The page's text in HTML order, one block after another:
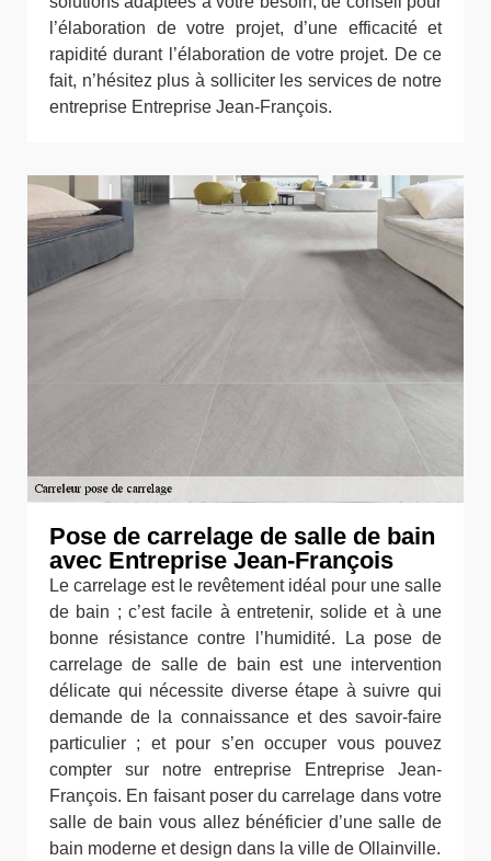
l’élaboration de votre projet, d’une efficacité et
rapidité durant l’élaboration de votre projet. De ce
fait, n’hésitez plus à solliciter les services de notre
entreprise Entreprise Jean-François.
Pose de carrelage de salle de bain
avec Entreprise Jean-François
Le carrelage est le revêtement idéal pour une salle
de bain ; c’est facile à entretenir, solide et à une
bonne résistance contre l’humidité. La pose de
carrelage de salle de bain est une intervention
délicate qui nécessite diverse étape à suivre qui
demande de la connaissance et des savoir-faire
particulier ; et pour s’en occuper vous pouvez
compter sur notre entreprise Entreprise Jean-
François. En faisant poser du carrelage dans votre
salle de bain vous allez bénéficier d’une salle de
bain moderne et design dans la ville de Ollainville.